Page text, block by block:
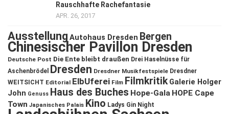
Rauschhafte Rachefantasie
APR. 26, 2017
Ausstellung Autohaus Dresden Bergen
Chinesischer Pavillon Dresden
Deutsche Post Die Ente bleibt draußen Drei Haselnüsse für
Aschenbrödel
Dresden Dresdner Musikfestspiele Dresdner
WEITSICHT Editorial ElbUferei Film Filmkritik Galerie Holger
John Genuss Haus des Buches Hope-Gala HOPE Cape
Town Japanisches Palais Kino Ladys Gin Night